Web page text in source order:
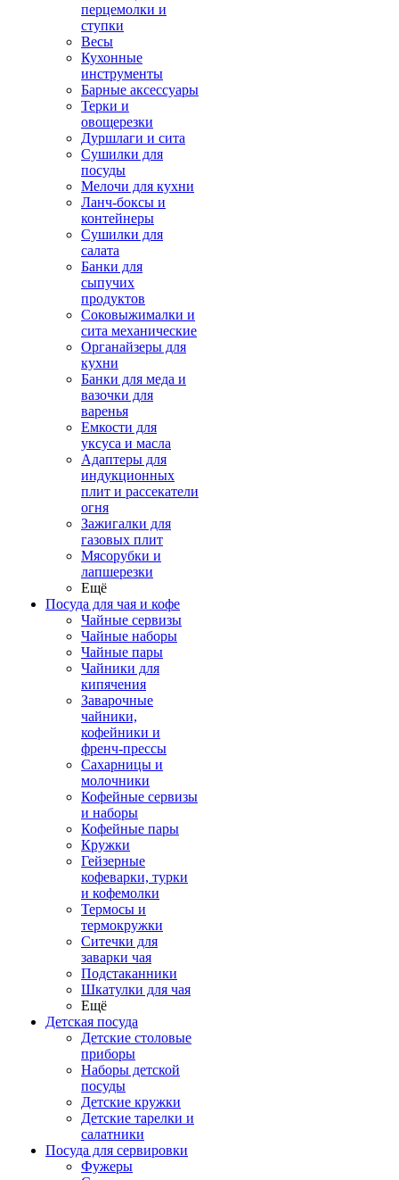
перцемолки и
ступки
Весы
Кухонные
инструменты
Барные аксессуары
Терки и
овощерезки
Дуршлаги и сита
Сушилки для
посуды
Мелочи для кухни
Ланч-боксы и
контейнеры
Сушилки для
салата
Банки для
сыпучих
продуктов
Соковыжималки и
сита механические
Органайзеры для
кухни
Банки для меда и
вазочки для
варенья
Емкости для
уксуса и масла
Адаптеры для
индукционных
плит и рассекатели
огня
Зажигалки для
газовых плит
Мясорубки и
лапшерезки
Ещё
Посуда для чая и кофе
Чайные сервизы
Чайные наборы
Чайные пары
Чайники для
кипячения
Заварочные
чайники,
кофейники и
френч-прессы
Сахарницы и
молочники
Кофейные сервизы
и наборы
Кофейные пары
Кружки
Гейзерные
кофеварки, турки
и кофемолки
Термосы и
термокружки
Ситечки для
заварки чая
Подстаканники
Шкатулки для чая
Ещё
Детская посуда
Детские столовые
приборы
Наборы детской
посуды
Детские кружки
Детские тарелки и
салатники
Посуда для сервировки
Фужеры